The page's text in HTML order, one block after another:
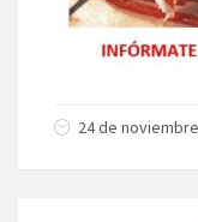
24 de